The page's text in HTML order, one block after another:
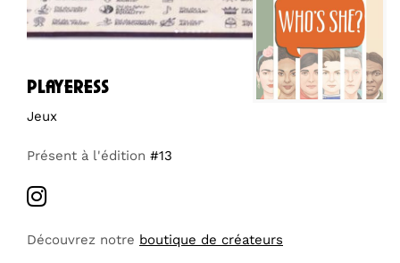
playeress
Jeux
Présent à l'édition #13
Découvrez notre boutique de créateurs